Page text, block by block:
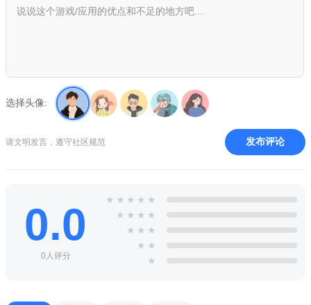
选择头像:
请文明发言，遵守社区规范 发布评论
0.0
0人评分
★ ★ ★ ★ ★
★ ★ ★ ★
★ ★ ★
★ ★
★